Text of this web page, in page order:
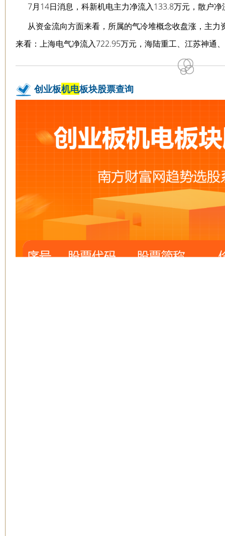
7月14日消息，科新机电主力净流入133.8万元，散户
从资金流向方面来看，所属的气冷堆概念收盘涨，主
来看：上海电气净流入722.95万元，海陆重工、江苏神通
创业板机电板块股票查询